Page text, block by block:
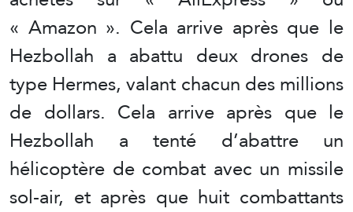
« Amazon ». Cela arrive après que le
Hezbollah a abattu deux drones de
type Hermes, valant chacun des millions
de dollars. Cela arrive après que le
Hezbollah a tenté d’abattre un
hélicoptère de combat avec un missile
sol-air, et après que huit combattants